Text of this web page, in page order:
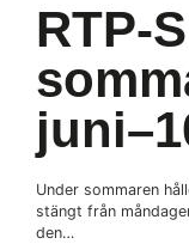
RTP-
Under sommaren
stängt från
den…